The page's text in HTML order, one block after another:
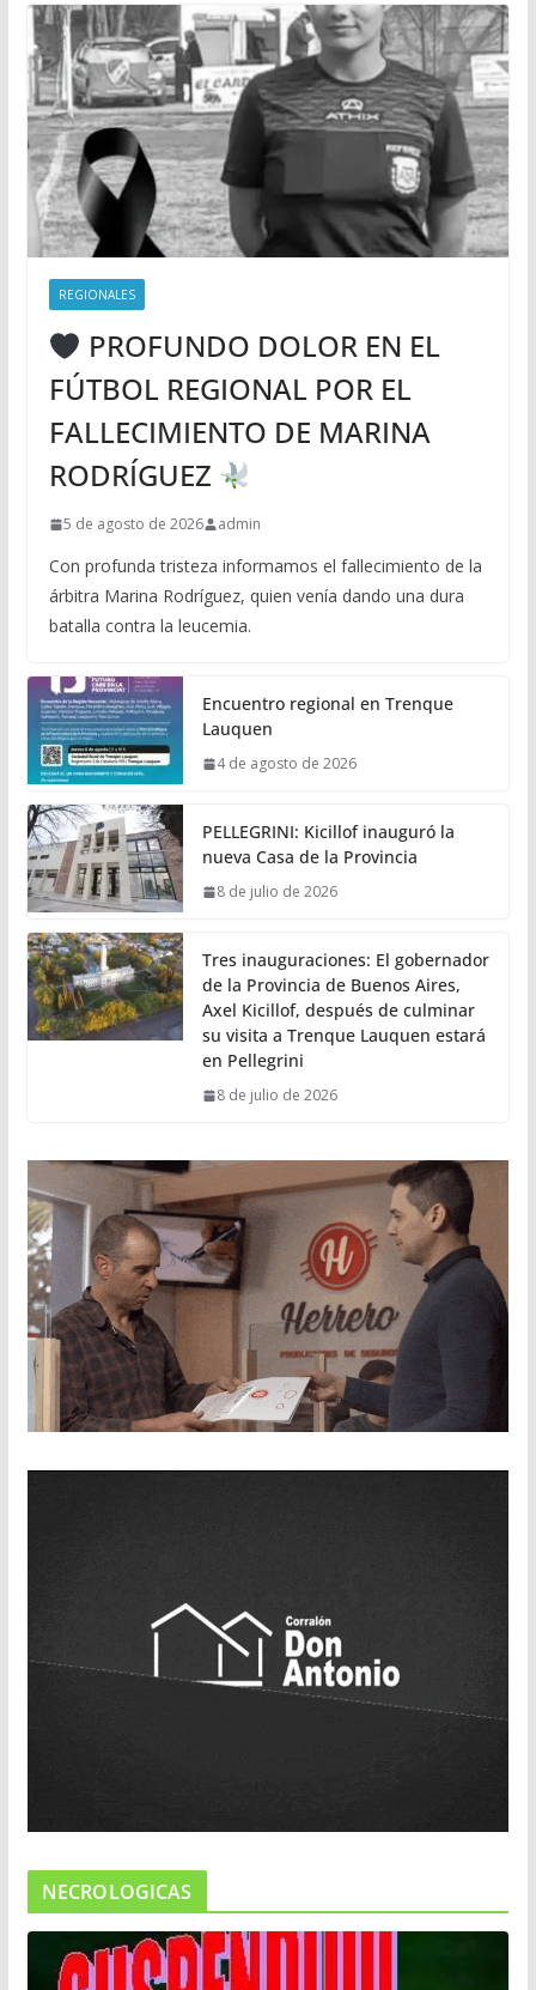
REGIONALES
PROFUNDO DOLOR EN EL
FÚTBOL REGIONAL POR EL
FALLECIMIENTO DE MARINA
RODRÍGUEZ
5 de agosto de 2026 admin
Con profunda tristeza informamos el fallecimiento de la
árbitra Marina Rodríguez, quien venía dando una dura
batalla contra la leucemia.
Encuentro regional en Trenque
Lauquen
4 de agosto de 2026
PELLEGRINI: Kicillof inauguró la
nueva Casa de la Provincia
8 de julio de 2026
Tres inauguraciones: El gobernador
de la Provincia de Buenos Aires,
Axel Kicillof, después de culminar
su visita a Trenque Lauquen estará
en Pellegrini
8 de julio de 2026
NECROLOGICAS